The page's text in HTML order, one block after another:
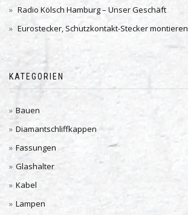
Radio Kölsch Hamburg – Unser Geschäft
Eurostecker, Schutzkontakt-Stecker montieren
KATEGORIEN
Bauen
Diamantschliffkappen
Fassungen
Glashalter
Kabel
Lampen